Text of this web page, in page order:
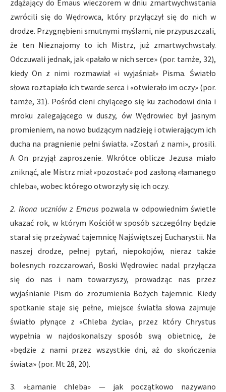
zdążający do Emaus wieczorem w dniu zmartwychwstania
zwrócili się do Wędrowca, który przyłączył się do nich w
drodze. Przygnębieni smutnymi myślami, nie przypuszczali,
że ten Nieznajomy to ich Mistrz, już zmartwychwstały.
Odczuwali jednak, jak «pałało w nich serce» (por. tamże, 32),
kiedy On z nimi rozmawiał «i wyjaśniał» Pisma. Światło
słowa roztapiało ich twarde serca i «otwierało im oczy» (por.
tamże, 31). Pośród cieni chylącego się ku zachodowi dnia i
mroku zalegającego w duszy, ów Wędrowiec był jasnym
promieniem, na nowo budzącym nadzieję i otwierającym ich
ducha na pragnienie pełni światła. «Zostań z nami», prosili.
A On przyjął zaproszenie. Wkrótce oblicze Jezusa miało
zniknąć, ale Mistrz miał «pozostać» pod zasłoną «łamanego
chleba», wobec którego otworzyły się ich oczy.
2. Ikona uczniów z Emaus pozwala w odpowiednim świetle
ukazać rok, w którym Kościół w sposób szczególny będzie
starał się przeżywać tajemnicę Najświętszej Eucharystii. Na
naszej drodze, pełnej pytań, niepokojów, nieraz także
bolesnych rozczarowań, Boski Wędrowiec nadal przyłącza
się do nas i nam towarzyszy, prowadząc nas przez
wyjaśnianie Pism do zrozumienia Bożych tajemnic. Kiedy
spotkanie staje się pełne, miejsce światła słowa zajmuje
światło płynące z «Chleba życia», przez który Chrystus
wypełnia w najdoskonalszy sposób swą obietnicę, że
«będzie z nami przez wszystkie dni, aż do skończenia
świata» (por. Mt 28, 20).
3. «Łamanie chleba» — jak początkowo nazywano